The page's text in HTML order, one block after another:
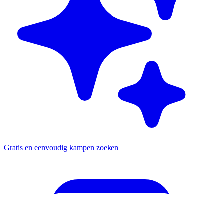
Gratis en eenvoudig kampen zoeken